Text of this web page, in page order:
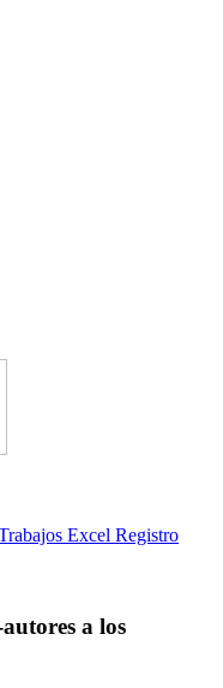
Excel Registro
a los